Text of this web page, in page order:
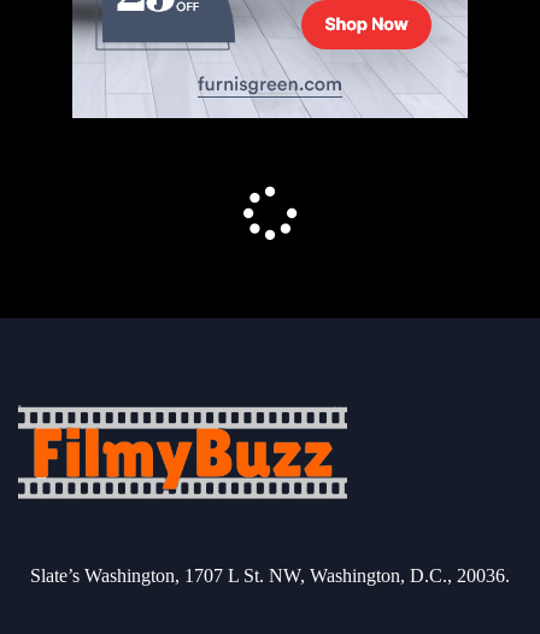
Slate’s Washington, 1707 L St. NW, Washington, D.C., 20036.